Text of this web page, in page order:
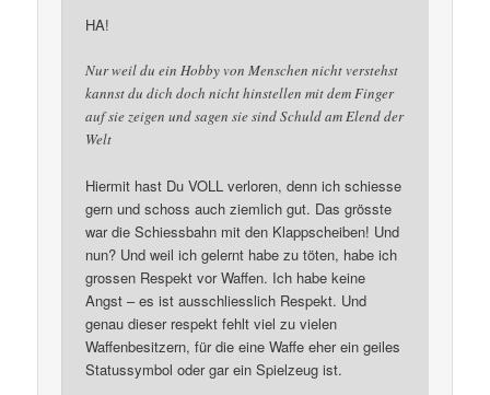
HA!
Nur weil du ein Hobby von Menschen nicht verstehst
kannst du dich doch nicht hinstellen mit dem Finger
auf sie zeigen und sagen sie sind Schuld am Elend der
Welt
Hiermit hast Du VOLL verloren, denn ich schiesse
gern und schoss auch ziemlich gut. Das grösste
war die Schiessbahn mit den Klappscheiben! Und
nun? Und weil ich gelernt habe zu töten, habe ich
grossen Respekt vor Waffen. Ich habe keine
Angst – es ist ausschliesslich Respekt. Und
genau dieser respekt fehlt viel zu vielen
Waffenbesitzern, für die eine Waffe eher ein geiles
Statussymbol oder gar ein Spielzeug ist.